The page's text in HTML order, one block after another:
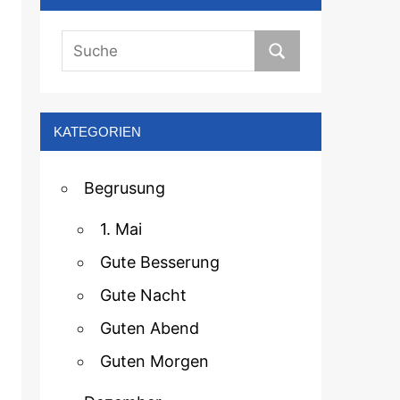
KATEGORIEN
Begrusung
1. Mai
Gute Besserung
Gute Nacht
Guten Abend
Guten Morgen